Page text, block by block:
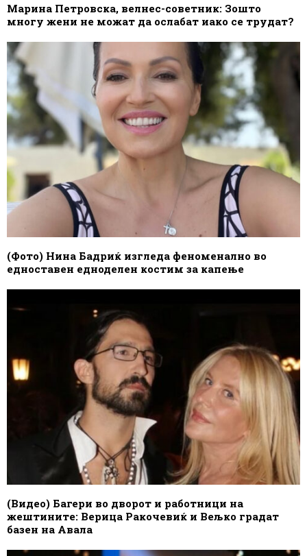
Марина Петровска, велнес-советник: Зошто
многу жени не можат да ослабат иако се трудат?
(Фото) Нина Бадриќ изгледа феноменално во
едноставен едноделен костим за капење
(Видео) Багери во дворот и работници на
жештините: Верица Ракочевиќ и Вељко градат
базен на Авала